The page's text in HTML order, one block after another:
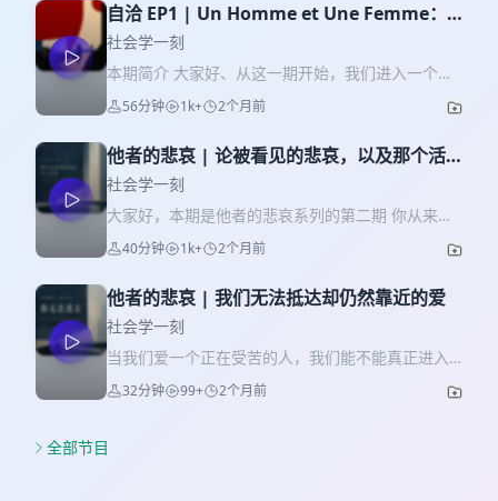
去讨论那些被解释成成长、责任和现实的牺牲。 借
胖东来“侵犯人格尊严补偿奖”的新闻，聊聊为什么很
多伤害只有在被正式命名之后，我们才敢承认：原
来那些被咽下去的委屈，并不是理所当然:)! 07:29—
26:06 当自洽成为一份不能修改的人生剧本? 我们为
会慢慢变成一句封住我们自己痛苦的话？ 那么！这
一部分，我们会从毕业生就业、劳动者的【自
愿】、家庭与性别分工，一直谈到亲密关系里的隐
性账本：主动选择并不意味着没有现实压力，愿意
付出也不意味着不需要被看见 爱，我们探索一生的
课题，究竟是什么呢？ 我始终认为，爱不是完全不
计较，而是我们能够谈论这些计较，不必等到它们
在沉默里变成怨恨:) 我们第二期播客见～
自洽 EP1 | Un Homme et Une Femme：
当过去仍然有颜色，就带着过去的色彩向前走
吧
社会学一刻
本期简介 大家好、从这一期开始，我们进入一个新
的系列：《自洽》 这一集，我们一起从法国电影
《un homme et une femme》开始 海边、银幕、
始思考：自洽到底是什么？ 我们常常以为，自洽意
味着想通、放下、接受、变好 但也许真正的自洽，
并不是矛盾消失之后的平静，而是在矛盾仍然存在
的时候，依然找到一种继续生活的方式 这一集，我
们从电影叙事、影像色彩、哀悼理论、哲学思想与
去、爱、愧疚和没有解决的裂缝，仍然向新的生活
跑去 00:00 - 06:25｜开场：一个关于自洽的误解 在
海边看《un homme et une femme》时、我突然
意识到， 也许人真正困难的地方不是“重新开始”，
而是如何带着那些没有完全过去的东西继续开始
06:26 - 11:26｜电影：两个人，两种失去 安娜失去
56分钟 1k+ 2个月前
他者的悲哀 | 论被看见的悲哀，以及那个活
在他者眼里的你
社会学一刻
大家好，本期是他者的悲哀系列的第二期 你从来没
有真正看见过自己的脸 无论是镜子、照片、视频，
这些都让我们意识到自己永远有一部分活在他人的
福，它也意味着暴露、误读、失控、失去，以及那
些无法被完全抵达却仍然值得珍惜的靠近 00:00-
04:04｜你从来没有真正看见过自己的脸 我们每天都
在使用自己的脸，却从未从他人的角度真正看见它
镜子里的自己是左右翻转的，照片和视频里的自己
40分钟 1k+ 2个月前
他者的悲哀 | 我们无法抵达却仍然靠近的爱
社会学一刻
当我们爱一个正在受苦的人，我们能不能真正进入
他的痛苦？ 我们能不能真的知道，做另一个人是什
么感觉？ 我们能不能靠爱、语言和陪伴，穿过那道
32分钟 99+ 2个月前
全部节目